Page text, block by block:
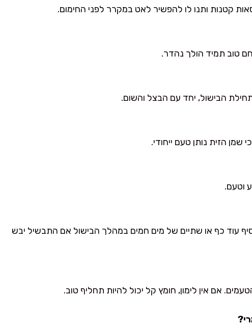
קטנות ותנו לו להפשיר לאט במקרר לפני החימום.
טוב תמיד הולך נהדר.
הבישול, יחד עם הבצל והשום.
הזית נותן טעם ייחודי.
וטעם.
עוד כף או שתיים של מים חמים במהלך הבישול אם התבשיל יבש
אם אין לימון, חומץ קל יכול להיות תחליף טוב.